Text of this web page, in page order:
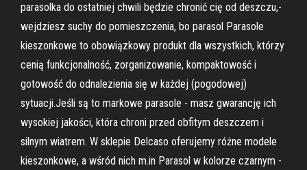
parasolka do ostatniej chwili będzie chronić cię od deszczu,-
wejdziesz suchy do pomieszczenia, bo parasol Parasole
kieszonkowe to obowiązkowy produkt dla wszystkich, którzy
cenią funkcjonalność, zorganizowanie, kompaktowość i
gotowość do odnalezienia się w każdej (pogodowej)
sytuacji.Jeśli są to markowe parasole - masz gwarancję ich
wysokiej jakości, która chroni przed obfitym deszczem i
silnym wiatrem. W sklepie Delcaso oferujemy różne modele
kieszonkowe, a wśród nich m.in Parasol w kolorze czarnym -